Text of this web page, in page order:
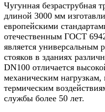
Чугунная безраструбная
длиной 3000 мм
европейскими
отечественным ГОСТ
является универсальным
стояков в зданиях
DN100 отличается
механическим
термическим
службы более 50 лет.